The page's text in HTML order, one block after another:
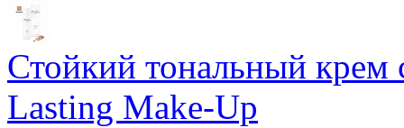
Стойкий тональный
Lasting Make-Up